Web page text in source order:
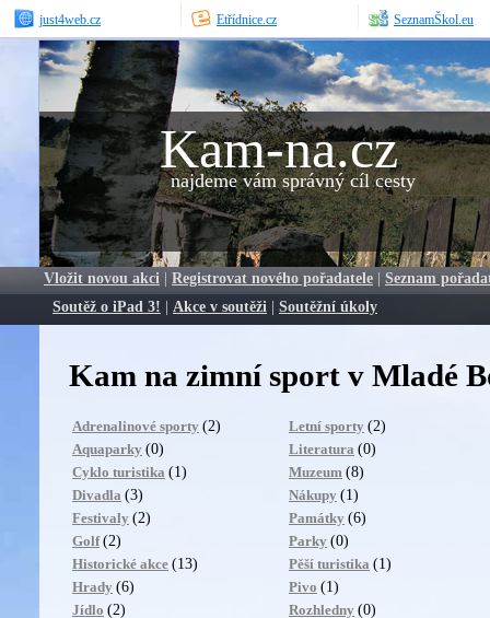
just4web.cz Etřídnice.cz SeznamŠkol.eu
Kam-na.cz
najdeme vám správný cíl cesty
Vložit novou akci | Registrovat nového pořadatele | Seznam
Soutěž o iPad 3! | Akce v soutěži | Soutěžní úkoly
Kam na zimní sport v Mladé
Adrenalinové sporty (2)
Aquaparky (0)
Cyklo turistika (1)
Divadla (3)
Festivaly (2)
Golf (2)
Historické akce (13)
Hrady (6)
Jídlo (2)
Letní sporty (2)
Literatura (0)
Muzeum (8)
Nákupy (1)
Památky (6)
Parky (0)
Pěší turistika (1)
Pivo (1)
Rozhledny (0)